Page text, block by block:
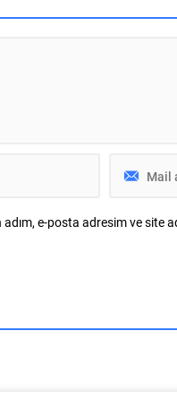
alanındaki
e-posta adresim ve site